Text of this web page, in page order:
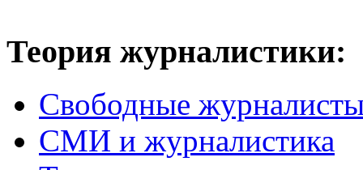
Теория журналистики:
Свободные
СМИ и журналистика